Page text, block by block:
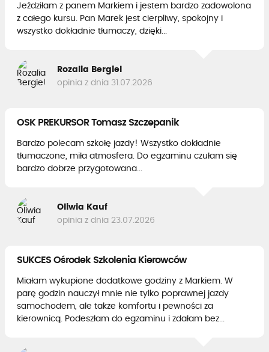
Jeździłam z panem Markiem i jestem bardzo zadowolona
z całego kursu. Pan Marek jest cierpliwy, spokojny i
wszystko dokładnie tłumaczy, dzięki...
Rozalia Bergiel
opinia z dnia 31.07.2026
OSK PREKURSOR Tomasz Szczepanik
Bardzo polecam szkołę jazdy! Wszystko dokładnie
tłumaczone, miła atmosfera. Do egzaminu czułam się
bardzo dobrze przygotowana...
Oliwia Kauf
opinia z dnia 23.07.2026
SUKCES Ośrodek Szkolenia Kierowców
Miałam wykupione dodatkowe godziny z Markiem. W
parę godzin nauczył mnie nie tylko poprawnej jazdy
samochodem, ale także komfortu i pewności za
kierownicą. Podeszłam do egzaminu i zdałam bez...